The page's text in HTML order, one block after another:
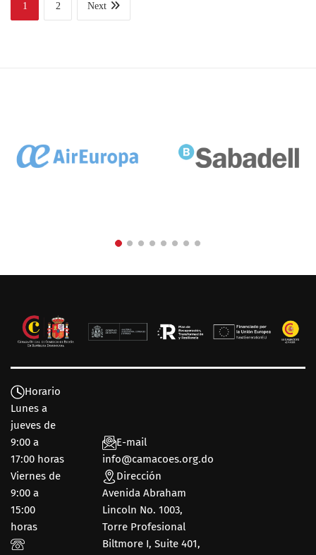
1 2 Next
Horario
Lunes a
jueves de
9:00 a
17:00 horas
Viernes de
9:00 a
15:00
horas
E-mail
info@camacoes.org.do
Dirección
Avenida Abraham
Lincoln No. 1003,
Torre Profesional
Biltmore I, Suite 401,